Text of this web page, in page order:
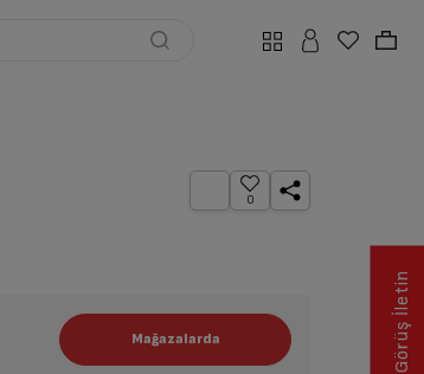
0
Görüş İletin